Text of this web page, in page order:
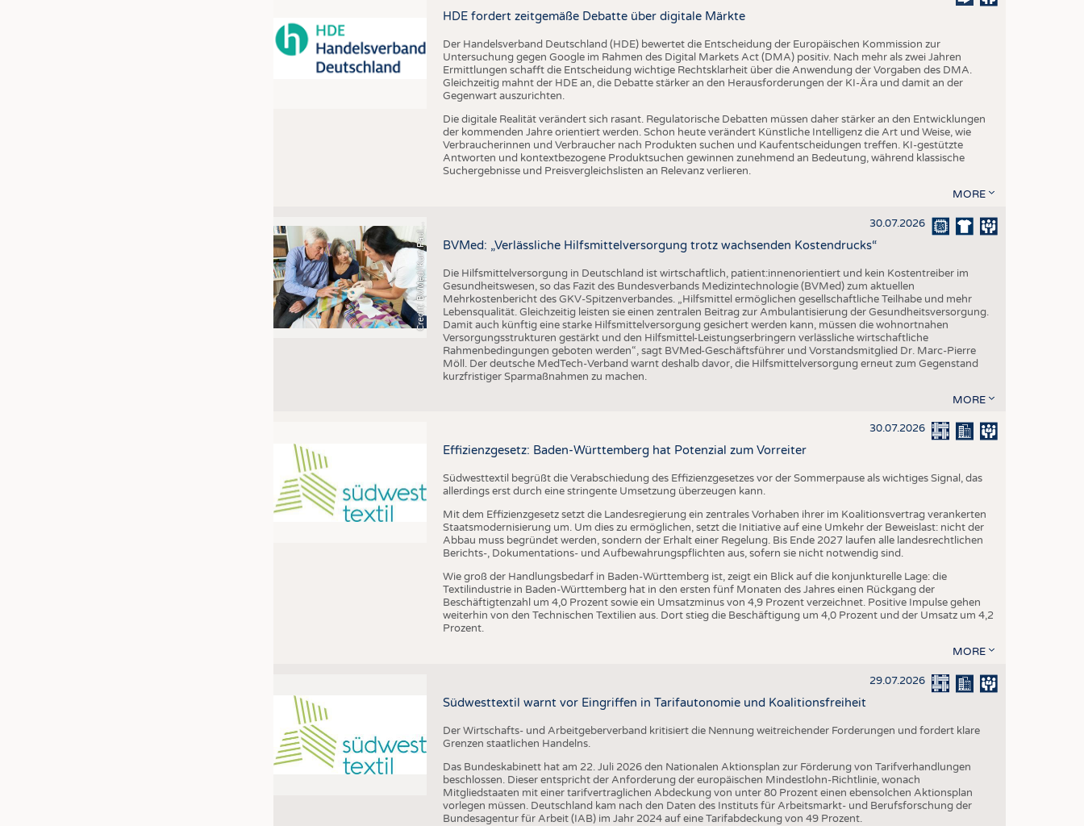
STELLENMARKT
KRÜGER PERSONAL HEADHUNTING AUSSCHREIBUNGEN
DTV AUSSCHREIBUNGSDIENST
TERMINE
BRANCHENTERMINE
HDE fordert zeitgemäße Debatte über digitale Märkte
Der Handelsverband Deutschland (HDE) bewertet die Entscheidung der Europäischen Kommission zur
Untersuchung gegen Google im Rahmen des Digital Markets Act (DMA) positiv. Nach mehr als zwei Jahren
Ermittlungen schafft die Entscheidung wichtige Rechtsklarheit über die Anwendung der Vorgaben des DMA.
Gleichzeitig mahnt der HDE an, die Debatte stärker an den Herausforderungen der KI-Ära und damit an der
Gegenwart auszurichten.
Die digitale Realität verändert sich rasant. Regulatorische Debatten müssen daher stärker an den Entwicklungen
der kommenden Jahre orientiert werden. Schon heute verändert Künstliche Intelligenz die Art und Weise, wie
Verbraucherinnen und Verbraucher nach Produkten suchen und Kaufentscheidungen treffen. KI-gestützte
Antworten und kontextbezogene Produktsuchen gewinnen zunehmend an Bedeutung, während klassische
Suchergebnisse und Preisvergleichslisten an Relevanz verlieren.
MORE
C
r
e
d
i
t
:
B
V
M
e
d
/
K
u
r
t
P
a
u
l
u
s 30.07.2026
BVMed: „Verlässliche Hilfsmittelversorgung trotz wachsenden Kostendrucks“
Die Hilfsmittelversorgung in Deutschland ist wirtschaftlich, patient:innenorientiert und kein Kostentreiber im
Gesundheitswesen, so das Fazit des Bundesverbands Medizintechnologie (BVMed) zum aktuellen
Mehrkostenbericht des GKV-Spitzenverbandes. „Hilfsmittel ermöglichen gesellschaftliche Teilhabe und mehr
Lebensqualität. Gleichzeitig leisten sie einen zentralen Beitrag zur Ambulantisierung der Gesundheitsversorgung.
Damit auch künftig eine starke Hilfsmittelversorgung gesichert werden kann, müssen die wohnortnahen
Versorgungsstrukturen gestärkt und den Hilfsmittel-Leistungserbringern verlässliche wirtschaftliche
Rahmenbedingungen geboten werden“, sagt BVMed-Geschäftsführer und Vorstandsmitglied Dr. Marc-Pierre
Möll. Der deutsche MedTech-Verband warnt deshalb davor, die Hilfsmittelversorgung erneut zum Gegenstand
kurzfristiger Sparmaßnahmen zu machen.
MORE
30.07.2026
Effizienzgesetz: Baden-Württemberg hat Potenzial zum Vorreiter
Südwesttextil begrüßt die Verabschiedung des Effizienzgesetzes vor der Sommerpause als wichtiges Signal, das
allerdings erst durch eine stringente Umsetzung überzeugen kann.
Mit dem Effizienzgesetz setzt die Landesregierung ein zentrales Vorhaben ihrer im Koalitionsvertrag verankerten
Staatsmodernisierung um. Um dies zu ermöglichen, setzt die Initiative auf eine Umkehr der Beweislast: nicht der
Abbau muss begründet werden, sondern der Erhalt einer Regelung. Bis Ende 2027 laufen alle landesrechtlichen
Berichts-, Dokumentations- und Aufbewahrungspflichten aus, sofern sie nicht notwendig sind.
Wie groß der Handlungsbedarf in Baden-Württemberg ist, zeigt ein Blick auf die konjunkturelle Lage: die
Textilindustrie in Baden-Württemberg hat in den ersten fünf Monaten des Jahres einen Rückgang der
Beschäftigtenzahl um 4,0 Prozent sowie ein Umsatzminus von 4,9 Prozent verzeichnet. Positive Impulse gehen
weiterhin von den Technischen Textilien aus. Dort stieg die Beschäftigung um 4,0 Prozent und der Umsatz um 4,2
Prozent.
MORE
29.07.2026
Südwesttextil warnt vor Eingriffen in Tarifautonomie und Koalitionsfreiheit
Der Wirtschafts- und Arbeitgeberverband kritisiert die Nennung weitreichender Forderungen und fordert klare
Grenzen staatlichen Handelns.
Das Bundeskabinett hat am 22. Juli 2026 den Nationalen Aktionsplan zur Förderung von Tarifverhandlungen
beschlossen. Dieser entspricht der Anforderung der europäischen Mindestlohn-Richtlinie, wonach
Mitgliedstaaten mit einer tarifvertraglichen Abdeckung von unter 80 Prozent einen ebensolchen Aktionsplan
vorlegen müssen. Deutschland kam nach den Daten des Instituts für Arbeitsmarkt- und Berufsforschung der
Bundesagentur für Arbeit (IAB) im Jahr 2024 auf eine Tarifabdeckung von 49 Prozent.